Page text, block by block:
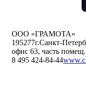
ООО «ГРАМОТА»
195277г.Санкт-
офис 63, часть
8 495 424-84-44